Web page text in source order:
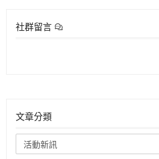
社群留言
文章分類
活動新訊